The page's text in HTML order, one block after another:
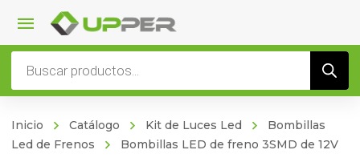
Inicio Catálogo Kit de Luces Led
Bombillas
Led de Frenos
Bombillas LED de freno 3SMD de 12V